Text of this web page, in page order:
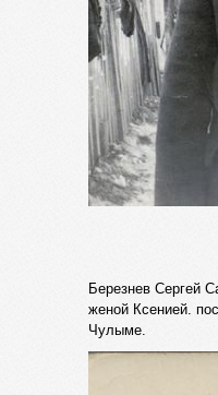
Березнев Сергей
женой Ксенией.
Чулыме.